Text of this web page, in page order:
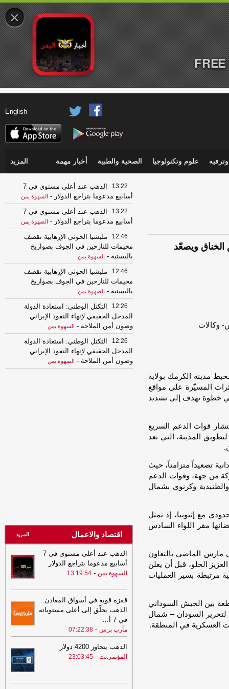
English
علوم وتكنولوجيا الصحية والطبية أخبار مهمة المزيد
ويصعّد
مدينة الكرمك بولاية
المسيّرة على مواقع
خطوة تهدف إلى تشديد
قوات الدعم السريع
المدينة، التي تعد
تصعيداً متزامناً، حيث
من جهة، وقوات الدعم
وكرنوي بشمال
مع إثيوبيا، إذ تمثل
مقر اللواء السادس
الماضي بالتعاون
الحلو، قبل أن يعلن
مرتبطة بسير العمليات
بين الجيش السوداني
لتحرير السودان – شمال
العسكرية في المنطقة.
13:22
الذهب عند أعلى مستوى في 7
أسابيع مدعوما بتراجع الدولار - السهوة يمن
13:22
الذهب عند أعلى مستوى في 7
أسابيع مدعوما بتراجع الدولار - الصهوة يمن
12:46
مليشيا الحوثي الإرهابية تقصف
مخيمات للنازحين في الجوف بصواريخ
باليستية - السهوة يمن
12:46
مليشيا الحوثي الإرهابية تقصف
مخيمات للنازحين في الجوف بصواريخ
باليستية - الصهوة يمن
12:26
التكتل الوطني: استعادة الدولة
المدخل الحقيقي لإنهاء النفوذ الإيراني
وصون أمن الملاحة - السهوة يمن
12:26
التكتل الوطني: استعادة الدولة
المدخل الحقيقي لإنهاء النفوذ الإيراني
وصون أمن الملاحة - الصهوة يمن
11:12
ميسي يواصل كتابة التاريخ بعد
المونديال.. أسطورة الأرقام يقترب من
حاجز الـ1000 هدف
مأرب برس
11:02
انفجارات تهز مضيق هرمز...
وتحركات إيرانية عُمانية تفتح باب اتفاق
09:21
جنوب لبنان على صفيح ساخن..
قتلى وجرحى في صفوف الجيش الإسرائيلي
وغارات عنيفة تشعل قضاء صور
07:41
النوم المضطرب قد يكون إنذارًا
خطيرًا لمرضى السكري.. أسباب خفية
وطرق فعالة لاستعادة الراحة
مأرب برس
اقتصاد والاعمال المزيد
الذهب عند أعلى مستوى في 7
أسابيع مدعوما بتراجع الدولار
السهوة يمن -
13:19:54
قفزة قوية في أسواق المعادن..
الذهب يحلّق إلى أعلى مستوياته
في 7 أ
...
مأرب برس -
07:22:38
الذهب يتجاوز 4200 دولار
المؤتمر.نت -
23:03:45
×